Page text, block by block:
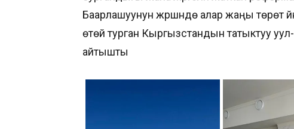
Баарлашуунун жүрүшүндө алар жаңы
өтөй турган Кыргызстандын татыктуу
айтышты